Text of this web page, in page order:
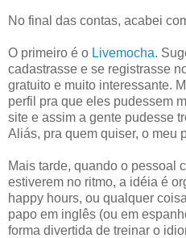
No final das contas, acabei
O primeiro é o Livemocha.
cadastrasse e se registrasse
gratuito e muito interessante.
perfil pra que eles pudessem
site e assim a gente pudesse
Aliás, pra quem quiser, o meu
Mais tarde, quando o pessoal
estiverem no ritmo, a idéia é
happy hours, ou qualquer
papo em inglês (ou em
forma divertida de treinar o